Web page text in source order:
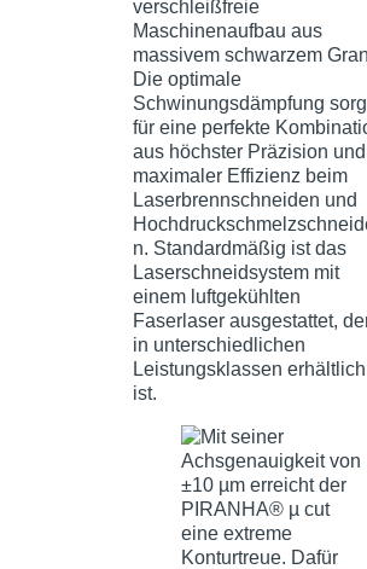
verschleißfreie
Maschinenaufbau aus
massivem schwarzem
Die optimale
Schwinungsdämpfung
für eine perfekte
aus höchster Präzision und
maximaler Effizienz beim
Laserbrennschneiden und
n. Standardmäßig ist das
Laserschneidsystem mit
einem luftgekühlten
Faserlaser ausgestattet,
in unterschiedlichen
Leistungsklassen erhältlich
ist.